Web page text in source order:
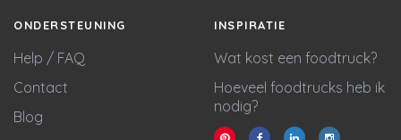
ONDERSTEUNING
Help / FAQ
Contact
Blog
INSPIRATIE
Wat kost een foodtruck?
Hoeveel foodtrucks heb ik
nodig?